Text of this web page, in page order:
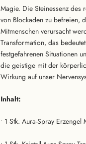
Magie. Die Steinessenz des
von Blockaden zu befreien,
Mitmenschen verursacht
Transformation, das
festgefahrenen Situationen
die geistige mit der
Wirkung auf unser
Inhalt:
• 1 Stk. Aura-Spray Erzengel